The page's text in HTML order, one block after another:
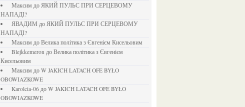
Максим до ЯКИЙ ПУЛЬС ПРИ СЕРЦЕВОМУ
НАПАДІ?
ЯВАДИМ до ЯКИЙ ПУЛЬС ПРИ СЕРЦЕВОМУ
НАПАДІ?
Максим до Велика політика з Євгенієм Кисельовим
blejkkemeronдо Велика політика з Євгенієм
Кисельовим
Максим до W JAKICH LATACH OFE BYŁO
OBOWIAZKOWE
karolcia-06до W JAKICH LATACH OFE BYŁO
OBOWIAZKOWE